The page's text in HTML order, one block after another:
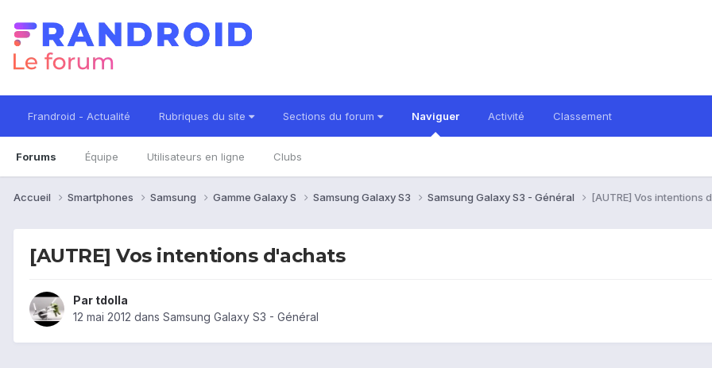
Frandroid - Actualité Rubriques du site Sections du forum Naviguer
Forums Équipe Utilisateurs en ligne Clubs
Activité Classement
Accueil Smartphones Samsung Gamme Galaxy S Samsung Galaxy S3 Samsung Galaxy S3 - Général [AUTRE] Vos intentions
[AUTRE] Vos intentions d'achats
Par tdolla
12 mai 2012 dans Samsung Galaxy S3 - Général